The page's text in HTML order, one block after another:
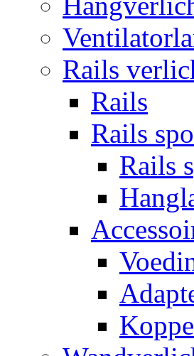
Rails
Rails
Rails
Rails